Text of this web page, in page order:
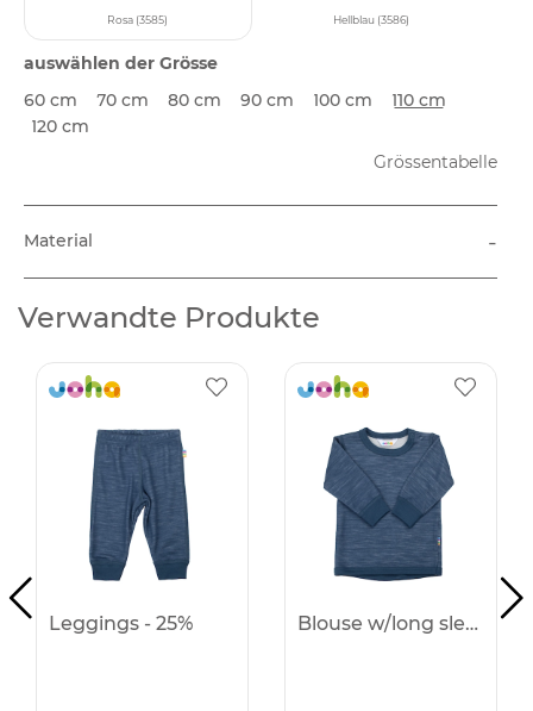
Rosa (3585) Hellblau (3586)
auswählen der Grösse
60 cm
70 cm 80 cm 90 cm 100 cm
110 cm
120 cm
Grössentabelle
Material -
Verwandte Produkte
Leggings - 25% Blouse w/long sleeves - 25%